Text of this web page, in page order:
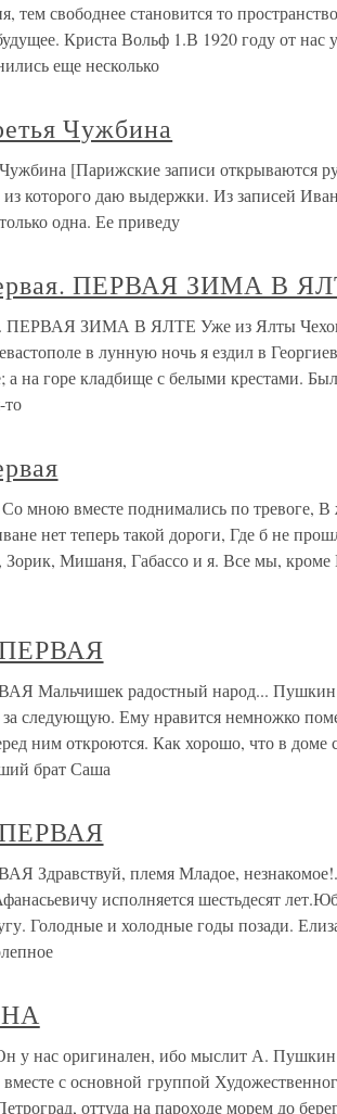
тем свободнее становится то
Криста Вольф 1.В 1920 году от нас
еще несколько
Чужбина
Чужбина [Парижские записи открываются
которого даю выдержки. Из записей
одна. Ее приведу
ПЕРВАЯ ЗИМА В
ПЕРВАЯ ЗИМА В ЯЛТЕ Уже из Ялты Чехов
в лунную ночь я ездил в
а на горе кладбище с белыми крестами.
то
Со мною вместе поднимались по тревоге,
нет теперь такой дороги, Где б не
Мишаня, Габассо и я. Все мы, кроме
Мальчишек радостный народ... Пушкин
следующую. Ему нравится немножко
ним откроются. Как хорошо, что в доме
брат Саша
Здравствуй, племя Младое,
исполняется шестьдесят
Голодные и холодные годы позади.
нас оригинален, ибо мыслит А. Пушкин
вместе с основной группой
оттуда на пароходе морем до